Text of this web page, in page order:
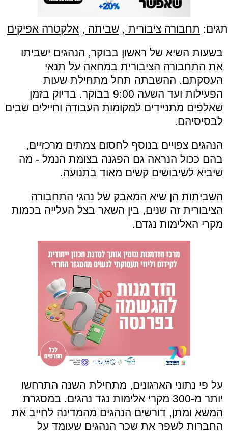
תגים: תחבורה ציבורית , שביתה , אלקטרה אפיקים
בשעות השיא של ראשון בבוקר, הנהגים ישביתו
את התחבורה הציבורית במחאה על תנאי
העסקתם. ההשבתה תחל מתחילת שעות
הפעילות ועד השעה 9:00 בבוקר. בדיוק בזמן
שאלפים מתניידים למקומות העבודה וחיילים שבים
לבסיסיהם.
הנהגים צפויים בנוסף לחסום צמתים מרכזיים,
בהם ככול הנראה גם הפגנה בצומת הנמל - מה
שיביא לשיבושים קשים מאוד בתנועה.
השביתות הן שיא המאבק של נהגי התחבורה
הציבורית זה שנים, בין השאר בצל העלייה בכמות
מקרי האלימות נגדם.
על פי נתוני הארגונים, מתחילת השנה התרחשו
יותר מ-300 מקרי אלימות נגד נהגים. במסגרת
המשא ומתן, דורשים הנהגים מהמדינה לחייב את
החברות לשפר את שכר הנהגים שעומד על